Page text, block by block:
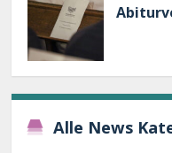
Alle News